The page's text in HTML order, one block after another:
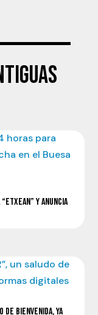
Y ANUNCIA
DE BIENVENIDA, YA